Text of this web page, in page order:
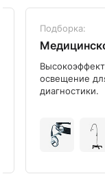
Подборка:
освещение
диагностики.